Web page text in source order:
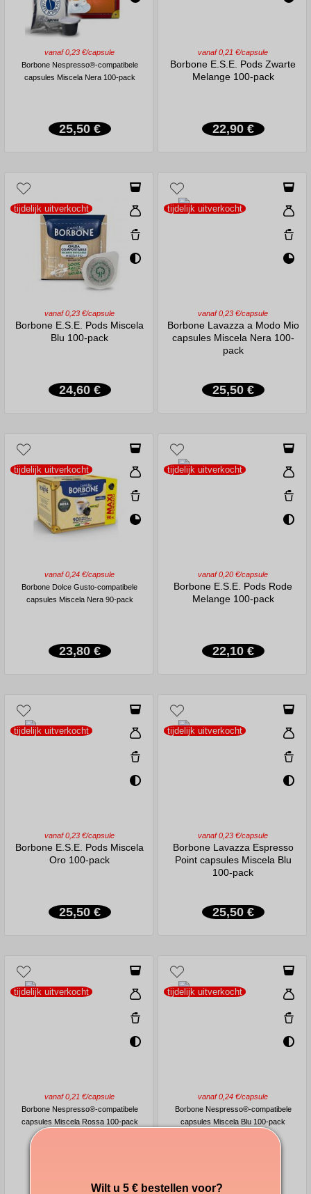
vanaf 0,23 €/capsule
Borbone Nespresso®-compatibele
capsules Miscela Nera 100-pack
25,50 €
vanaf 0,21 €/capsule
Borbone E.S.E. Pods Zwarte
Melange 100-pack
22,90 €
tijdelijk uitverkocht
vanaf 0,23 €/capsule
Borbone E.S.E. Pods Miscela
Blu 100-pack
24,60 €
tijdelijk uitverkocht
vanaf 0,23 €/capsule
Borbone Lavazza a Modo Mio
capsules Miscela Nera 100-
pack
25,50 €
tijdelijk uitverkocht
vanaf 0,24 €/capsule
Borbone Dolce Gusto-compatibele
capsules Miscela Nera 90-pack
23,80 €
tijdelijk uitverkocht
vanaf 0,20 €/capsule
Borbone E.S.E. Pods Rode
Melange 100-pack
22,10 €
tijdelijk uitverkocht
vanaf 0,23 €/capsule
Borbone E.S.E. Pods Miscela
Oro 100-pack
25,50 €
tijdelijk uitverkocht
vanaf 0,23 €/capsule
Borbone Lavazza Espresso
Point capsules Miscela Blu
100-pack
25,50 €
tijdelijk uitverkocht
vanaf 0,21 €/capsule
Borbone Nespresso®-compatibele
capsules Miscela Rossa 100-pack
tijdelijk uitverkocht
vanaf 0,24 €/capsule
Borbone Nespresso®-compatibele
capsules Miscela Blu 100-pack
Wilt u 5 € bestellen voor?